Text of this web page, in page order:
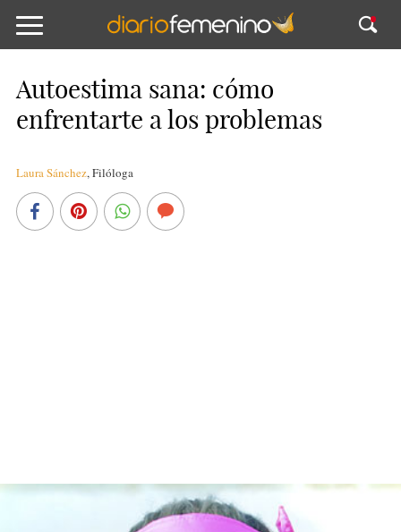
Autoestima sana: cómo
enfrentarte a los problemas
Laura Sánchez,Filóloga